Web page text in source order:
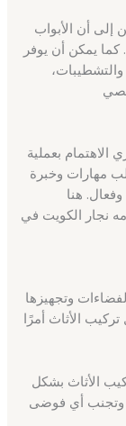
إلى أن الأبواب
يمكن أن يوفر
بعملية
مهارات وخبرة
هنا
نجار الكويت في
وتجهيزها
الأثاث أمرًا
الأثاث بشكل
وتجنب أي فوضى